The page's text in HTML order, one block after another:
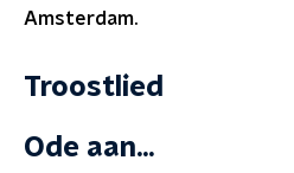
Amsterdam.
Troostlied
Ode aan...